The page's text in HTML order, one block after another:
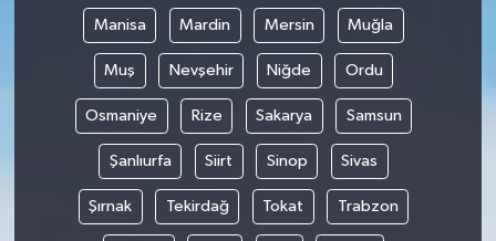
Manisa Mardin Mersin Muğla
Muş Nevşehir Niğde Ordu
Osmaniye Rize Sakarya Samsun
Şanlıurfa Siirt Sinop Sivas
Şırnak Tekirdağ Tokat Trabzon